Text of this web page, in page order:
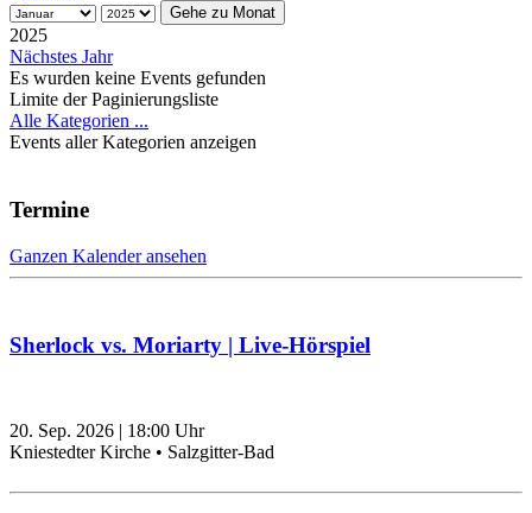
Gehe zu Monat
2025
Nächstes Jahr
Es wurden keine Events gefunden
Limite der Paginierungsliste
Alle Kategorien ...
Events aller Kategorien anzeigen
Termine
Ganzen Kalender ansehen
Sherlock vs. Moriarty | Live-Hörspiel
20. Sep. 2026 | 18:00 Uhr
Kniestedter Kirche • Salzgitter-Bad